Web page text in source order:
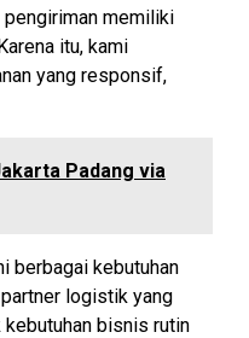
pengiriman memiliki
itu, kami
yang responsif,
Padang via
berbagai kebutuhan
logistik yang
kebutuhan bisnis rutin